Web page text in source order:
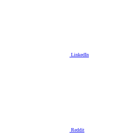
LinkedIn
Reddit